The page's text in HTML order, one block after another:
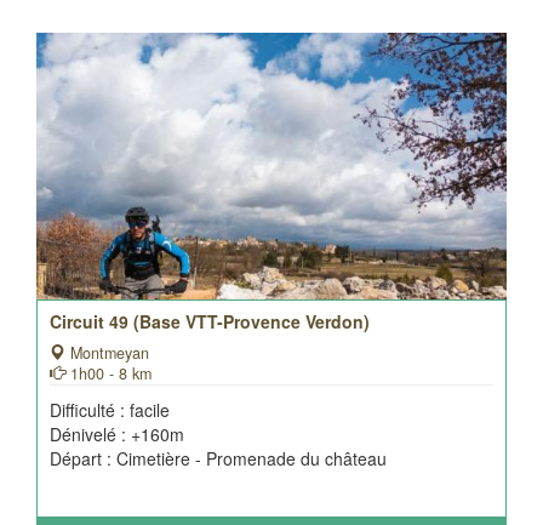
Circuit 49 (Base VTT-Provence Verdon)
Montmeyan
1h00 - 8 km
Difficulté : facile
Dénivelé : +160m
Départ : Cimetière - Promenade du château